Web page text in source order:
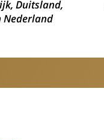
Duitsland,
Nederland